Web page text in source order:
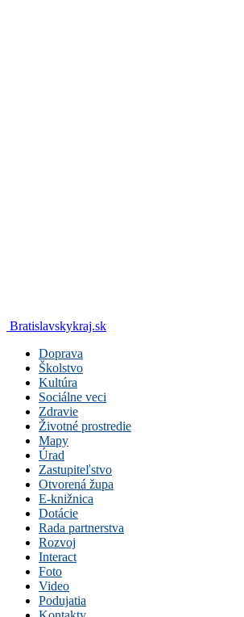
Bratislavskykraj.sk
Doprava
Školstvo
Kultúra
Sociálne veci
Zdravie
Životné prostredie
Mapy
Úrad
Zastupiteľstvo
Otvorená župa
E-knižnica
Dotácie
Rada partnerstva
Rozvoj
Interact
Foto
Video
Podujatia